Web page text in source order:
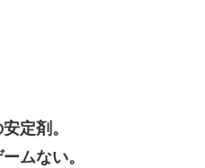
定剤。
ムない。